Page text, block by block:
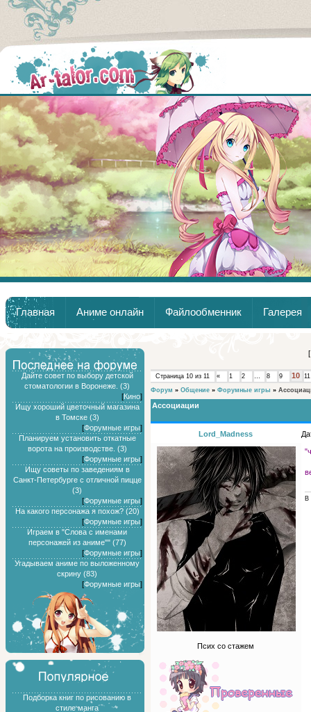
Главная
Аниме
Главная Аниме онлайн Файлообменник Галерея
Дайте совет по выбору детской
стоматологии в Воронеже. (3)
[Кино]
Ищу хороший цветочный магазина
в Томске (3)
[Форумные игры]
Планируем установить откатные
ворота на производстве. (3)
[Форумные игры]
Ищу советы по заведениям в
Санкт-Петербурге с отличной пицце
(3)
[Форумные игры]
На какого персонажа я похож? (20)
[Форумные игры]
Играем в "Слова с именами
персонажей из аниме"" (77)
[Форумные игры]
Угадываем аниме по выложенному
скрину (83)
[Форумные игры]
Подборка книг по рисованию в
стиле манга
Страница 10 из 11 « 1 2 … 8 9 10 11
Форум » Общение » Форумные игры »
Ассоциации
Lord_Madness
Псих со стажем
В